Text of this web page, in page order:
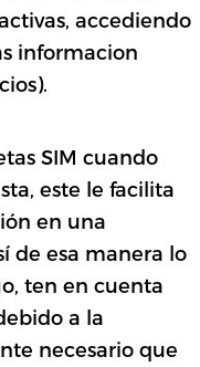
accediendo
informacion
SIM cuando
este le facilita
en una
de esa manera lo
ten en cuenta
a la
necesario que